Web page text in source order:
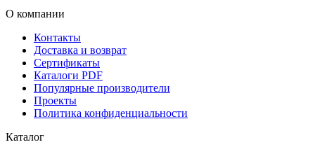
О компании
Контакты
Доставка и возврат
Сертификаты
Каталоги PDF
Популярные производители
Проекты
Политика конфиденциальности
Каталог